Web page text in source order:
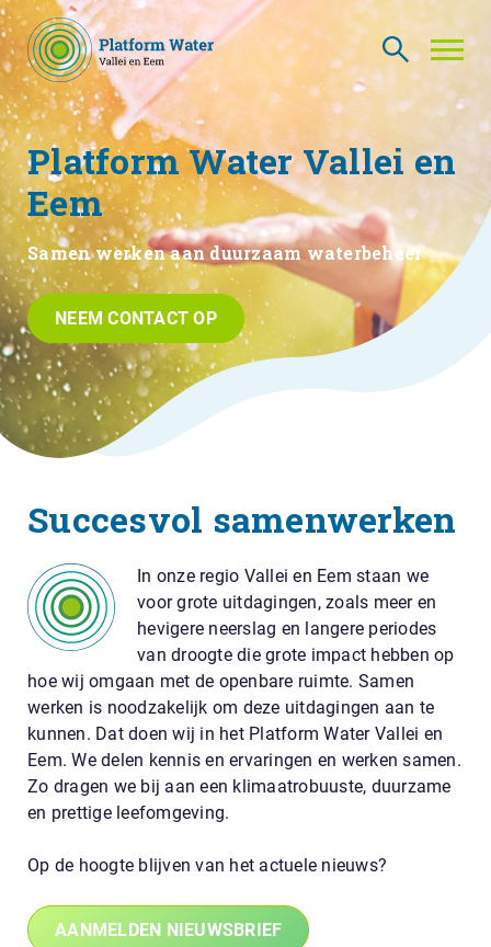
THEMA’S
NIEUWS
WIE ZIJN WIJ
CONTACT
PLATFORMLEDEN
PLATFORM ACADEMIE
VACATURES
INLOGGEN
Platform Water Vallei en
Eem
Samen werken aan duurzaam waterbeheer
NEEM CONTACT OP
Succesvol samenwerken
In onze regio Vallei en Eem staan we
voor grote uitdagingen, zoals meer en
hevigere neerslag en langere periodes
van droogte die grote impact hebben op
hoe wij omgaan met de openbare ruimte. Samen
werken is noodzakelijk om deze uitdagingen aan te
kunnen. Dat doen wij in het Platform Water Vallei en
Eem. We delen kennis en ervaringen en werken samen.
Zo dragen we bij aan een klimaatrobuuste, duurzame
en prettige leefomgeving.
Op de hoogte blijven van het actuele nieuws?
AANMELDEN NIEUWSBRIEF